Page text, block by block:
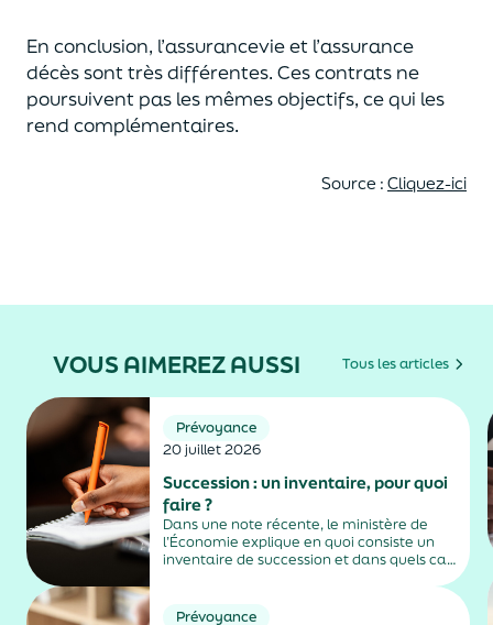
En conclusion, l’assurancevie et l’assurance
décès sont très différentes. Ces contrats ne
poursuivent pas les mêmes objectifs, ce qui les
rend complémentaires.
Source : Cliquez-ici
VOUS AIMEREZ AUSSI Tous les articles
Prévoyance
20 juillet 2026
Succession : un inventaire, pour quoi
faire ?
Dans une note récente, le ministère de
l’Économie explique en quoi consiste un
inventaire de succession et dans quels cas
Prévoyance